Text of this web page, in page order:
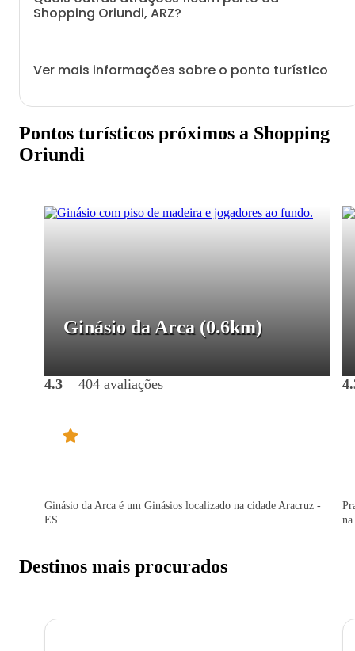
Shopping Oriundi, ARZ?
Ver mais informações sobre o ponto turístico
Pontos turísticos próximos a Shopping
Oriundi
Ginásio da Arca (0.6km)
4.3 404 avaliações
Ginásio da Arca é um Ginásios localizado na cidade Aracruz -
ES.
Destinos mais procurados